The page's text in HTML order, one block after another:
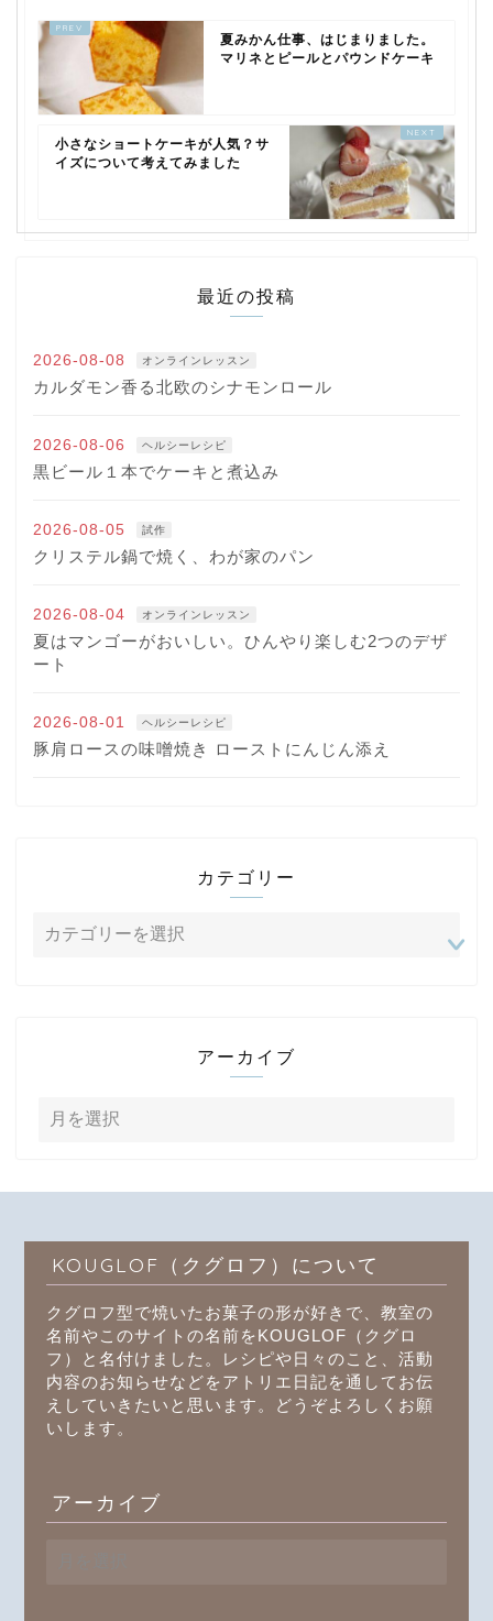
夏みかん仕事、はじまりました。
マリネとピールとパウンドケーキ
小さなショートケーキが人気？サ
イズについて考えてみました
最近の投稿
2026-08-08 オンラインレッスン
カルダモン香る北欧のシナモンロール
2026-08-06 ヘルシーレシピ
黒ビール１本でケーキと煮込み
2026-08-05 試作
クリステル鍋で焼く、わが家のパン
2026-08-04 オンラインレッスン
夏はマンゴーがおいしい。ひんやり楽しむ2つのデザ
ート
2026-08-01 ヘルシーレシピ
豚肩ロースの味噌焼き ローストにんじん添え
カテゴリー
アーカイブ
KOUGLOF（クグロフ）について
クグロフ型で焼いたお菓子の形が好きで、教室の
名前やこのサイトの名前をKOUGLOF（クグロ
フ）と名付けました。レシピや日々のこと、活動
内容のお知らせなどをアトリエ日記を通してお伝
えしていきたいと思います。どうぞよろしくお願
いします。
アーカイブ